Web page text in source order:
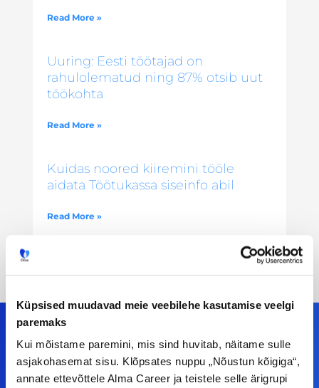
Küpsised muudavad meie veebilehe kasutamise veelgi
paremaks
Kui mõistame paremini, mis sind huvitab, näitame sulle
asjakohasemat sisu. Klõpsates nuppu „Nõustun kõigiga“,
annate ettevõttele Alma Career ja teistele selle ärigrupi
Read More »
Uuring: Eesti töötajad on
rahulolematud ning 87% otsib uut
töökohta
Read More »
Kuidas noored kiiremini tööle
aidata Töötukassa siseinfo abil
Read More »
Meiega leiad!